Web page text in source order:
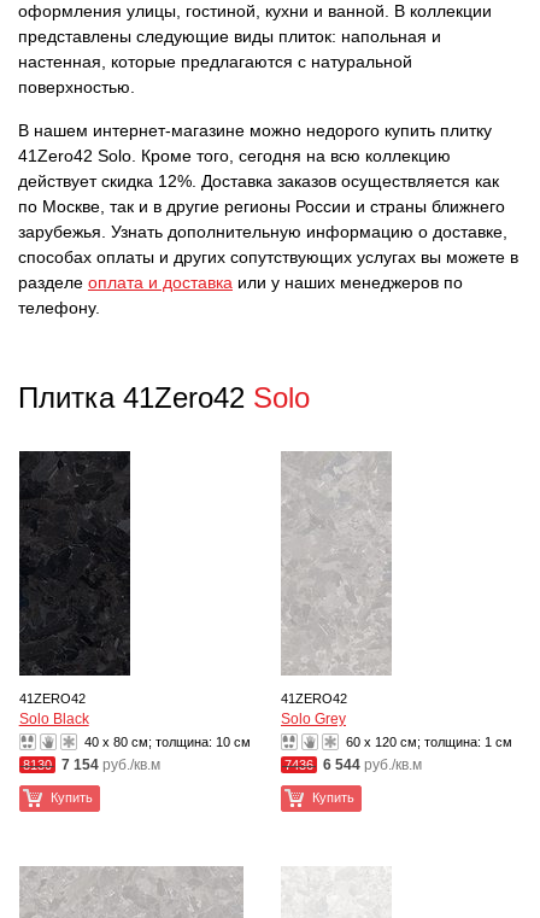
оформления улицы, гостиной, кухни и ванной. В коллекции
представлены следующие виды плиток: напольная и
настенная, которые предлагаются с натуральной
поверхностью.
В нашем интернет-магазине можно недорого купить плитку
41Zero42 Solo. Кроме того, сегодня на всю коллекцию
действует скидка 12%. Доставка заказов осуществляется как
по Москве, так и в другие регионы России и страны ближнего
зарубежья. Узнать дополнительную информацию о доставке,
способах оплаты и других сопутствующих услугах вы можете в
разделе оплата и доставка или у наших менеджеров по
телефону.
Плитка 41Zero42 Solo
41ZERO42
Solo Black
40 x 80 см; толщина: 10 см
8130 7 154 руб./кв.м
Купить
41ZERO42
Solo Grey
60 x 120 см; толщина: 1 см
7436 6 544 руб./кв.м
Купить